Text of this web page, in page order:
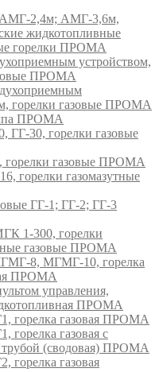
2,4м; АМГ-3,6м,
жидкотопливные
горелки ПРОМА
устройством,
ПРОМА
горелки газовые ПРОМА
ПРОМА
ГГ-30, горелки газовые
горелки газовые ПРОМА
горелки газомазутные
ГГ-1; ГГ-2; ГГ-3
1-300, горелки
газовые ПРОМА
8, МГМГ-10, горелка
ПРОМА
управления,
ПРОМА
горелка газовая ПРОМА
газовая с
(сводовая) ПРОМА
газовая